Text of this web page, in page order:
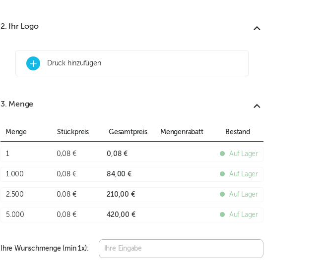
2. Ihr Logo
+ Druck hinzufügen
3. Menge
Menge Stückpreis Gesamtpreis Mengenrabatt Bestand
1 0,08 € 0,08 € Auf Lager
1.000 0,08 € 84,00 € Auf Lager
2.500 0,08 € 210,00 € Auf Lager
5.000 0,08 € 420,00 € Auf Lager
Ihre Wunschmenge (min1x):